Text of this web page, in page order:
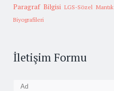
Paragraf Bilgisi LGS-Sözel Mantık
Biyografileri
İletişim Formu